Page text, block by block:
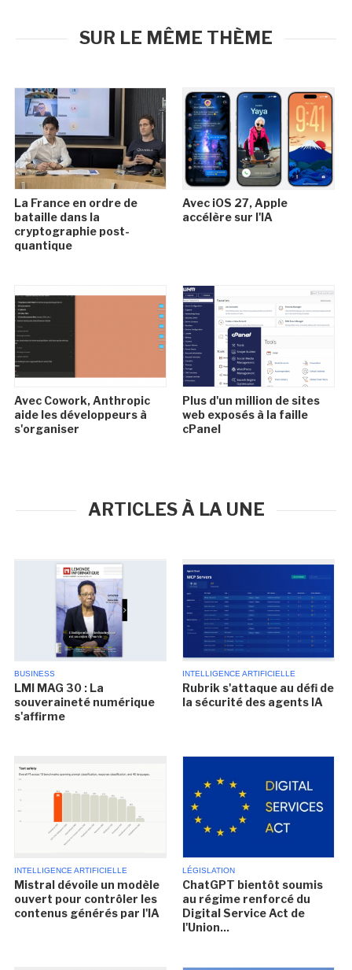
SUR LE MÊME THÈME
La France en ordre de
bataille dans la
cryptographie post-
quantique
Avec iOS 27, Apple
accélère sur l'IA
Avec Cowork, Anthropic
aide les développeurs à
s'organiser
Plus d'un million de sites
web exposés à la faille
cPanel
ARTICLES À LA UNE
BUSINESS
LMI MAG 30 : La
souveraineté numérique
s'affirme
INTELLIGENCE ARTIFICIELLE
Rubrik s'attaque au défi de
la sécurité des agents IA
INTELLIGENCE ARTIFICIELLE
Mistral dévoile un modèle
ouvert pour contrôler les
contenus générés par l'IA
LÉGISLATION
ChatGPT bientôt soumis
au régime renforcé du
Digital Service Act de
l'Union...